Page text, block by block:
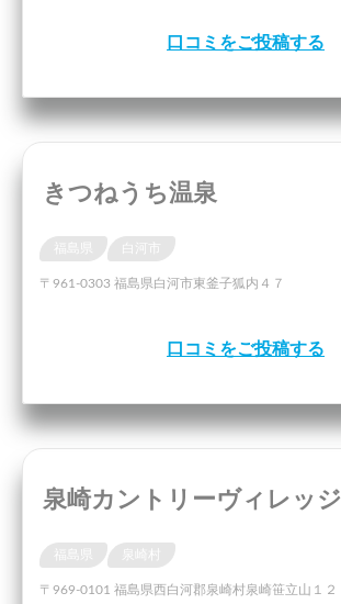
口コミをご投稿する
きつねうち温泉
〒961-0303 福島県白河市東釜子狐内４７
口コミをご投稿する
泉崎カントリーヴィレッジ
〒969-0101 福島県西白河郡泉崎村泉崎笹立山１２